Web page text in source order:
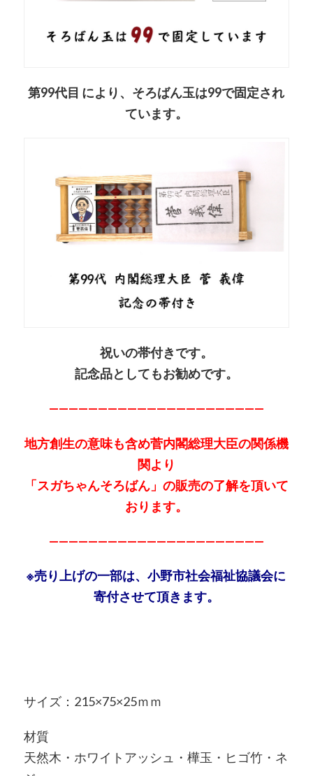
第99代目 により、そろばん玉は99で固定され
ています。
祝いの帯付きです。
記念品としてもお勧めです。
——————————————————————
地方創生の意味も含め菅内閣総理大臣の関係機
関より
「スガちゃんそろばん」の販売の了解を頂いて
おります。
——————————————————————
※売り上げの一部は、小野市社会福祉協議会に
寄付させて頂きます。
サイズ：215×75×25ｍｍ
材質
天然木・ホワイトアッシュ・樺玉・ヒゴ竹・ネ